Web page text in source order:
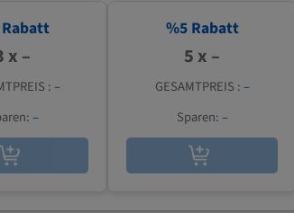
x –
:–
–
%5Rabatt
5 x –
GESAMTPREIS :–
Sparen:–